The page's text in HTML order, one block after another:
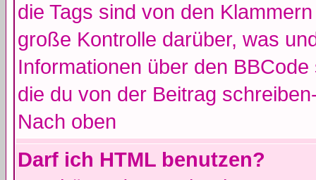
die Tags sind von den
große Kontrolle darüber, was
Informationen über den
die du von der Beitrag
Nach oben
Darf ich HTML benutzen?